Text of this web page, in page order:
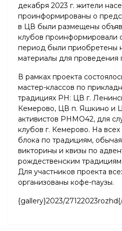
декабря 2023 г. жители
проинформированы о
в ЦВ были размещены
клубов проинформировали
период были приобретены
материалы для проведения
В рамках проекта
мастер-классов по
традициях РН: ЦВ г.
Кемерово, ЦВ п. Яшкино и
активистов РНМО42, для
клубов г. Кемерово. На
блока по традициям,
викторины и квизы по
рождественским
Для участников проекта
организованы кофе-паузы.
{gallery}2023/